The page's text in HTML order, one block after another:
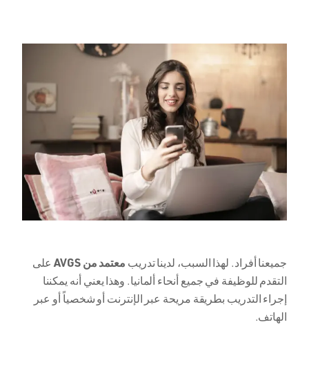
جميعنا أفراد. لهذا السبب، لدينا تدريب معتمد من AVGS
على
التقدم للوظيفة في جميع أنحاء ألمانيا. وهذا يعني أنه يمكننا
إجراء التدريب بطريقة مريحة عبر الإنترنت أو شخصياً أو عبر
الهاتف.